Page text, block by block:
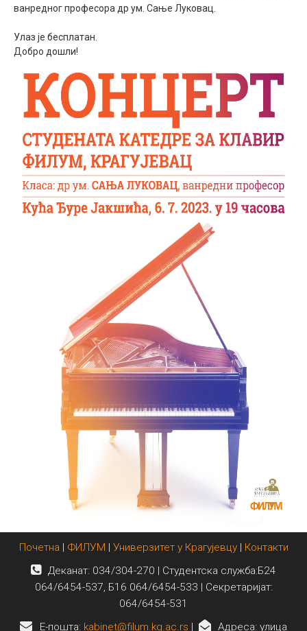
Студенти
Међународна
ванредног професора др ум. Сање Луковац.
Улаз је бесплатан.
Добро дошли!
Почетна | ФИЛУМ | Универзитет у Крагујевцу| Контакти
Деканат: 034/304-270 | Студентска служба:Б24
064/6454-537, Б16 064/6454-533 | Секретаријат:
064/6454-531
E-пошта: kabinet@filum.kg.ac.rs | Адреса: улица